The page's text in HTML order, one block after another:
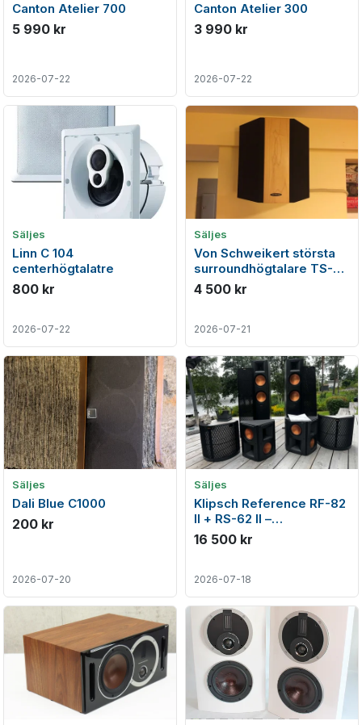
Canton Atelier 700
5 990 kr
2026-07-22
Canton Atelier 300
3 990 kr
2026-07-22
Säljes
Linn C 104
centerhögtalatre
800 kr
2026-07-22
Säljes
Von Schweikert största
surroundhögtalare TS-
310, TS-200 & TS-150
4 500 kr
2026-07-21
Säljes
Dali Blue C1000
200 kr
2026-07-20
Säljes
Klipsch Reference RF-82
II + RS-62 II –
hemmabiopaket i mycket
fint skick
16 500 kr
2026-07-18